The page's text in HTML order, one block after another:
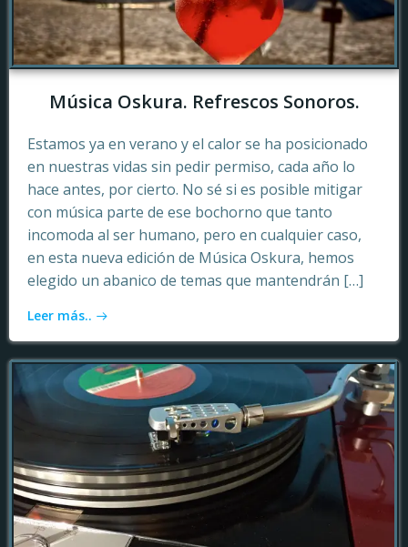
Música Oskura. Refrescos Sonoros.
Estamos ya en verano y el calor se ha posicionado
en nuestras vidas sin pedir permiso, cada año lo
hace antes, por cierto. No sé si es posible mitigar
con música parte de ese bochorno que tanto
incomoda al ser humano, pero en cualquier caso,
en esta nueva edición de Música Oskura, hemos
elegido un abanico de temas que mantendrán […]
Leer más..